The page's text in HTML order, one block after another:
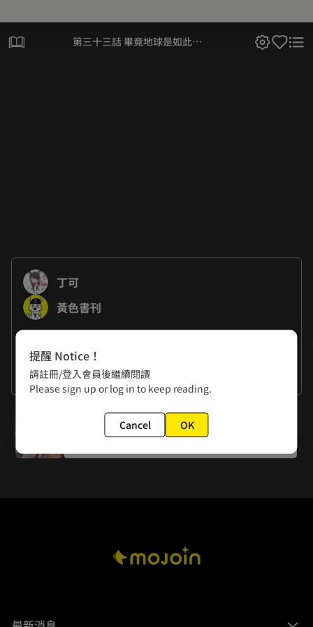
第三十三話 畢竟地球是如此美
丁可
黃色書刊
丁可：八月到了⋯大家有出去玩嗎⋯我最後哪裡沒有去喔⋯。
看更多
提醒 Notice！
請註冊/登入會員後繼續閱讀
Please sign up or log in to keep reading.
Cancel OK